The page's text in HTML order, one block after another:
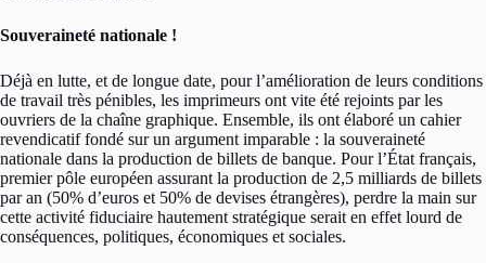
Souveraineté nationale !
Déjà en lutte, et de longue date, pour l’amélioration de leurs conditions
de travail très pénibles, les imprimeurs ont vite été rejoints par les
ouvriers de la chaîne graphique. Ensemble, ils ont élaboré un cahier
revendicatif fondé sur un argument imparable : la souveraineté
nationale dans la production de billets de banque. Pour l’État français,
premier pôle européen assurant la production de 2,5 milliards de billets
par an (50% d’euros et 50% de devises étrangères), perdre la main sur
cette activité fiduciaire hautement stratégique serait en effet lourd de
conséquences, politiques, économiques et sociales.